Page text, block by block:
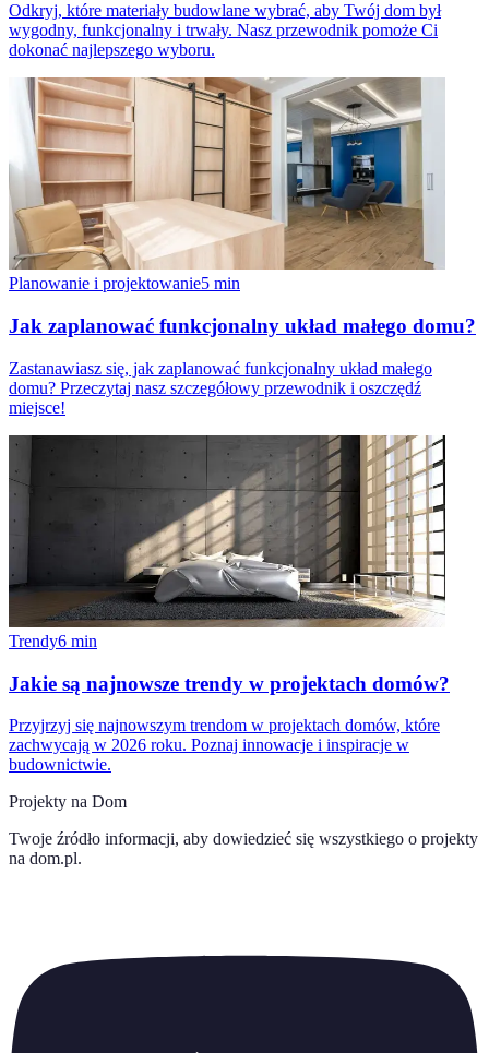
Odkryj, które materiały budowlane wybrać, aby Twój dom był
wygodny, funkcjonalny i trwały. Nasz przewodnik pomoże Ci
dokonać najlepszego wyboru.
Planowanie i projektowanie5 min
Jak zaplanować funkcjonalny układ małego domu?
Zastanawiasz się, jak zaplanować funkcjonalny układ małego
domu? Przeczytaj nasz szczegółowy przewodnik i oszczędź
miejsce!
Trendy6 min
Jakie są najnowsze trendy w projektach domów?
Przyjrzyj się najnowszym trendom w projektach domów, które
zachwycają w 2026 roku. Poznaj innowacje i inspiracje w
budownictwie.
Projekty na Dom
Twoje źródło informacji, aby dowiedzieć się wszystkiego o projekty
na dom.pl.